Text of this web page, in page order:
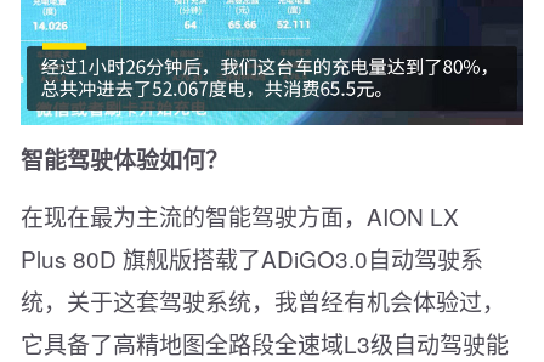
智能驾驶体验如何？
在现在最为主流的智能驾驶方面，AION LX
Plus 80D 旗舰版搭载了ADiGO3.0自动驾驶系
统，关于这套驾驶系统，我曾经有机会体验过，
它具备了高精地图全路段全速域L3级自动驾驶能